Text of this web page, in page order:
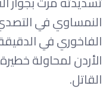
النمساوي في
الأردن لمحاولة
القاتل.